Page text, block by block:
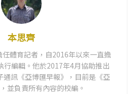
本思齊
體育記者，自2016年以來一直擔
行編輯。他於2017年4月協助推出
通訊《亞博匯早報》，目前是《亞
並負責所有內容的校編。